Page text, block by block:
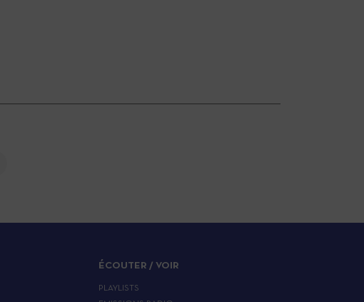
ÉCOUTER / VOIR
PLAYLISTS